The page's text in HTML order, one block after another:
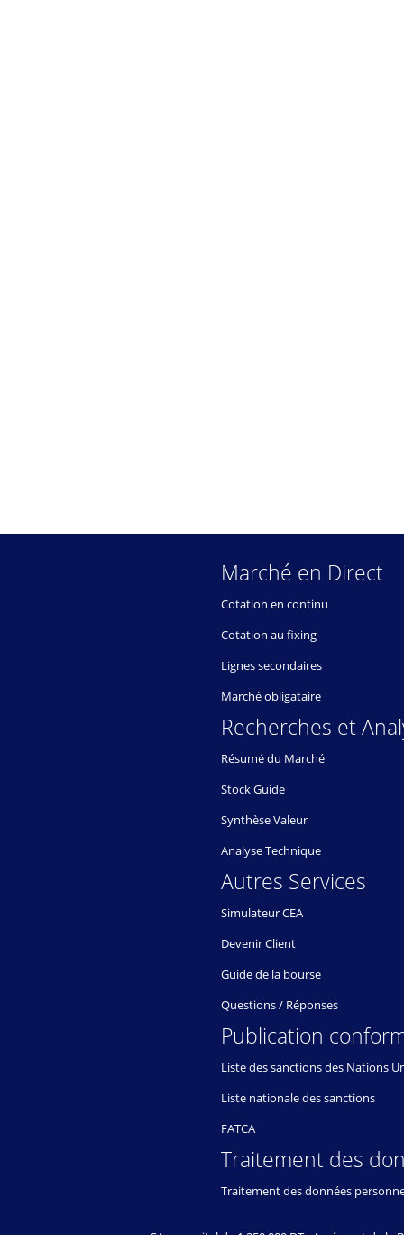
Marché en Direct
Cotation en continu
Cotation au fixing
Lignes secondaires
Marché obligataire
Recherches et
Résumé du Marché
Stock Guide
Synthèse Valeur
Analyse Technique
Autres Services
Simulateur CEA
Devenir Client
Guide de la bourse
Questions / Réponses
Publication
Liste des sanctions des Nations
Liste nationale des sanctions
FATCA
Traitement des
Traitement des données